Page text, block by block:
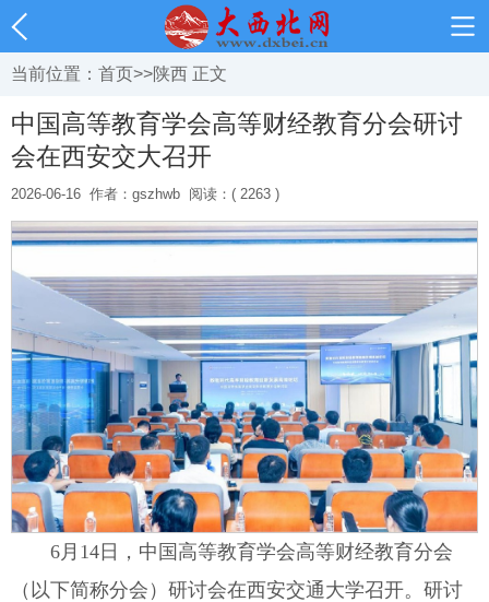
当前位置： 首页>>陕西 正文
中国高等教育学会高等财经教育分会研讨
会在西安交大召开
2026-06-16 作者：gszhwb 阅读：( 2263 )
6月14日，中国高等教育学会高等财经教育分会
（以下简称分会）研讨会在西安交通大学召开。研讨